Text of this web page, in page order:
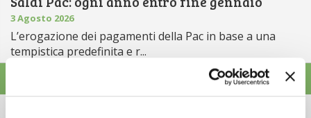
3 Agosto 2026
L’erogazione dei pagamenti della Pac in base a una
tempistica predefinita e r...